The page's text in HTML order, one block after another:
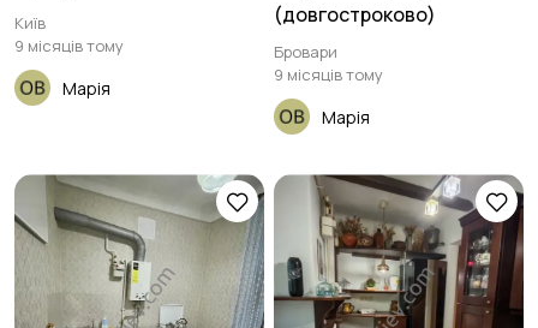
Київ
9 місяців тому
Марія
(довгостроково)
Бровари
9 місяців тому
Марія